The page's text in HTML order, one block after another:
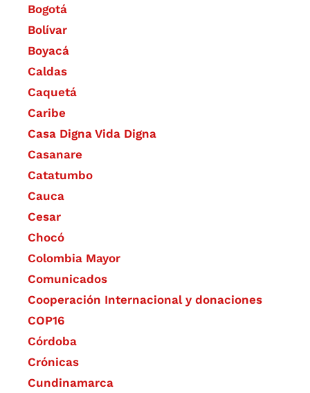
Bogotá
Bolívar
Boyacá
Caldas
Caquetá
Caribe
Casa Digna Vida Digna
Casanare
Catatumbo
Cauca
Cesar
Chocó
Colombia Mayor
Comunicados
Cooperación Internacional y donaciones
COP16
Córdoba
Crónicas
Cundinamarca